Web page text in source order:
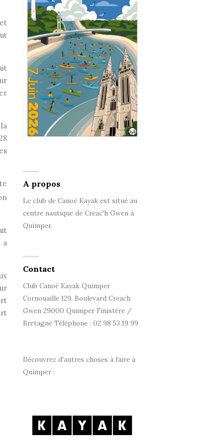
a
A propos
Le club de Canoë Kayak est situé au
centre nautique de Creac'h Gwen à
Quimper.
Contact
Club Canoë Kayak Quimper
Cornouaille 129, Boulevard Creach
Gwen 29000 Quimper Finistère /
Bretagne Téléphone : 02 98 53 19 99
Découvrez d'autres choses à faire à
Quimper :